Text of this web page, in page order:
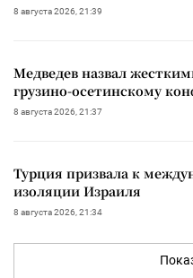
8 августа 2026, 21:39
Медведев назвал
грузино-осетинскому
8 августа 2026, 21:37
Турция призвала к
изоляции Израиля
8 августа 2026, 21:34